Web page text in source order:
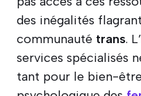
des inégalités
communauté trans.
services spécialisés
tant pour le bien-